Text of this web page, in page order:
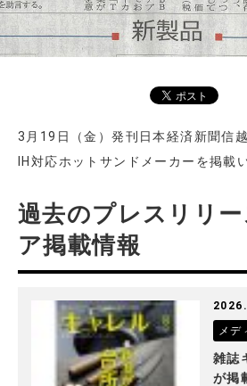
3月19日（金）発刊日本経済新聞信
IH対応ホットサンドメーカーを掲載
過去のプレスリリ
ア掲載情報
メデ
雑誌
が掲